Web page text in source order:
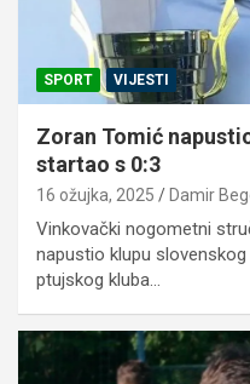
SPORT VIJESTI
Zoran Tomić
startao s 0:3
16 ožujka, 2025 Damir
Vinkovački nogometni
napustio klupu
ptujskog kluba…